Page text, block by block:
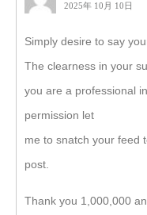
2025年 10月 10日
Simply desire to say
The clearness in your
you are a professional
permission let
me to snatch your feed
post.
Thank you 1,000,000